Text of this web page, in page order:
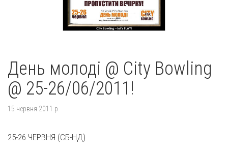
День молоді @ City Bowling
@ 25-26/06/2011!
15 червня 2011 р.
25-26 ЧЕРВНЯ (СБ-НД)